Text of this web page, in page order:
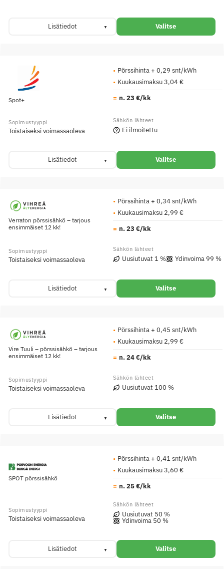
Lisätiedot Valitse
Spot+
Pörssihinta + 0,29 snt/kWh
Kuukausimaksu 3,04 €
n. 23 €/kk
Toistaiseksi voimassaoleva Ei ilmoitettu
Lisätiedot Valitse
Verraton pörssisähkö – tarjous
ensimmäiset 12 kk!
Pörssihinta + 0,34 snt/kWh
Kuukausimaksu 2,99 €
n. 23 €/kk
Toistaiseksi voimassaoleva Uusiutuvat 1 % Ydinvoima 99 %
Lisätiedot Valitse
Vire Tuuli – pörssisähkö – tarjous
ensimmäiset 12 kk!
Pörssihinta + 0,45 snt/kWh
Kuukausimaksu 2,99 €
n. 24 €/kk
Toistaiseksi voimassaoleva Uusiutuvat 100 %
Lisätiedot Valitse
SPOT pörssisähkö
Pörssihinta + 0,41 snt/kWh
Kuukausimaksu 3,60 €
n. 25 €/kk
Toistaiseksi voimassaoleva
Uusiutuvat 50 %
Ydinvoima 50 %
Lisätiedot Valitse